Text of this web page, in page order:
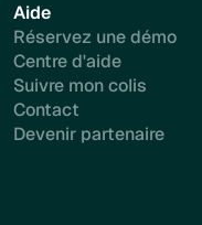
Aide
Réservez une démo
Centre d'aide
Suivre mon colis
Contact
Devenir partenaire